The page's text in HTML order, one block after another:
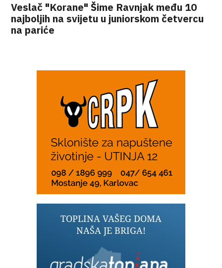
Veslač "Korane" Šime Ravnjak među 10
najboljih na svijetu u juniorskom četvercu
na pariće